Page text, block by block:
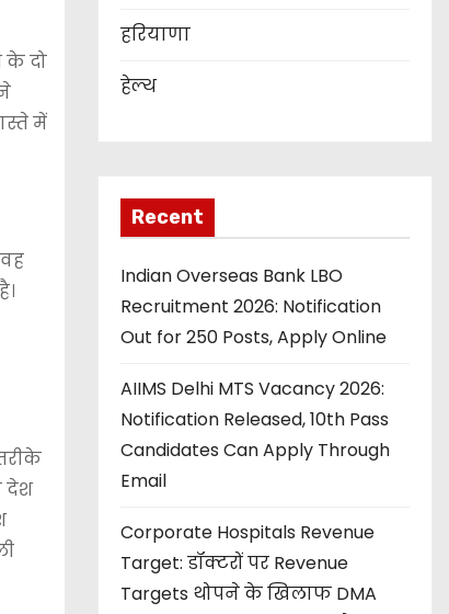
के दो
में
देश
हरियाणा
हेल्थ
Recent
Indian Overseas Bank LBO
Recruitment 2026: Notification
Out for 250 Posts, Apply Online
AIIMS Delhi MTS Vacancy 2026:
Notification Released, 10th Pass
Candidates Can Apply Through
Email
Corporate Hospitals Revenue
Target: डॉक्टरों पर Revenue
Targets थोपने के खिलाफ DMA